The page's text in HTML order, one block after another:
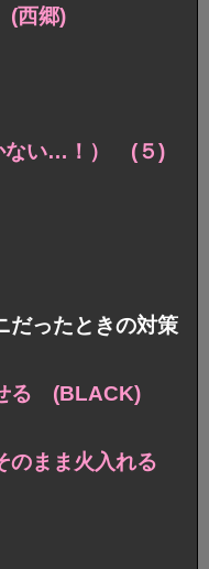
(西郷)
ない…！） (５)
だったときの対策
る (BLACK)
のまま火入れる